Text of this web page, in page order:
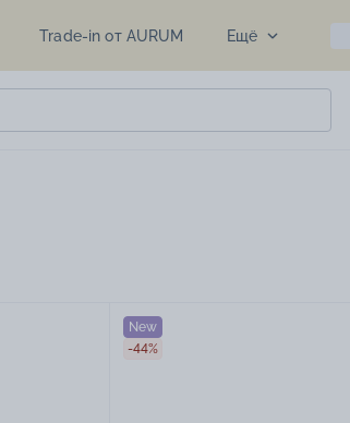
Trade-in от AURUM Ещё
New
-44%